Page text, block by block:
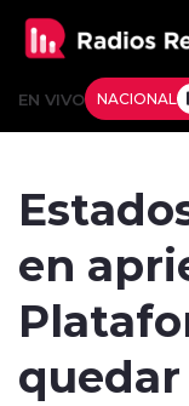
EN VIVO NACIONAL
Tendencias
Deportes
en